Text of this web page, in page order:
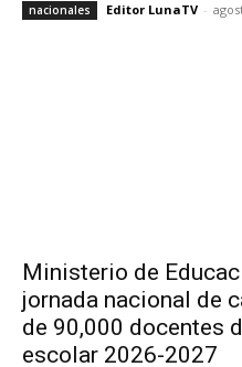
nacionales Editor LunaTV -
Ministerio de
jornada nacional de
de 90,000 docentes
escolar 2026-2027